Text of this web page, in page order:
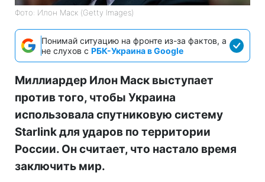
Фото: Илон Маск (Getty Images)
Понимай ситуацию на фронте из-за фактов, а
не слухов с РБК-Украина в Google
Миллиардер Илон Маск выступает
против того, чтобы Украина
использовала спутниковую систему
Starlink для ударов по территории
России. Он считает, что настало время
заключить мир.